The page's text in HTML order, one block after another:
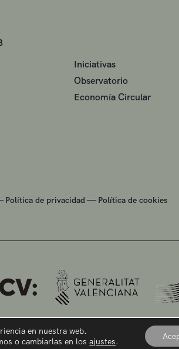
Iniciativas
Observatorio
Economía Circular
Política de privacidad — Política de cookies
en nuestra web.
o cambiarlas en losajustes.